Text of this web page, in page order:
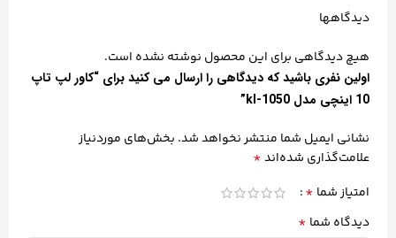
دیدگاهها
هیچ دیدگاهی برای این محصول نوشته نشده است.
اولین نفری باشید که دیدگاهی را ارسال می کنید برای “کاور لپ تاپ
10 اینچی مدل kl-1050”
نشانی ایمیل شما منتشر نخواهد شد. بخش‌های موردنیاز
علامت‌گذاری شده‌اند*
امتیاز شما *
دیدگاه شما *